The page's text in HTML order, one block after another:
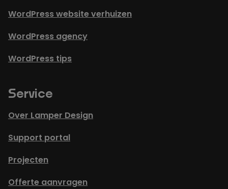
WordPress website verhuizen
WordPress agency
WordPress tips
Service
Over Lamper Design
Support portal
Projecten
Offerte aanvragen